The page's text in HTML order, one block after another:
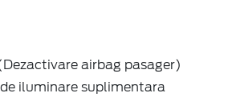
airbag pasager)
iluminare suplimentara